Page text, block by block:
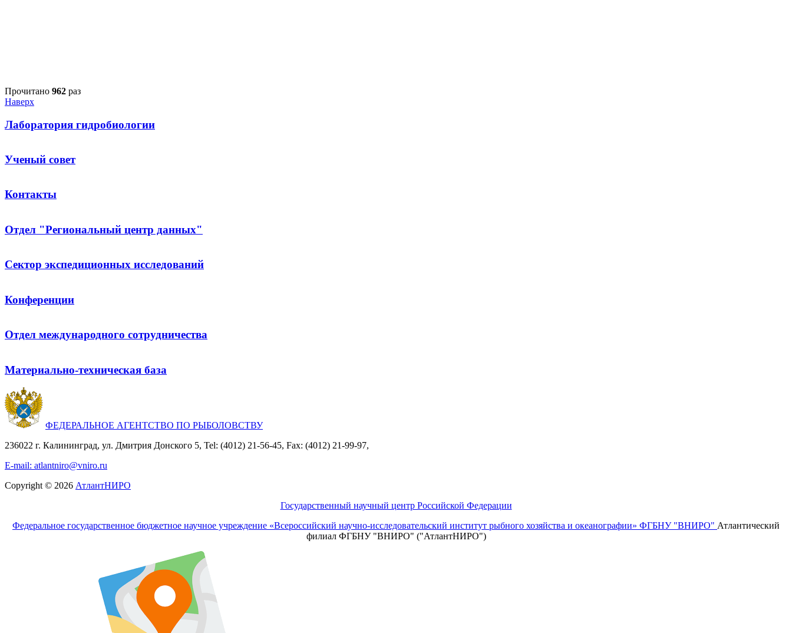
Прочитано 962 раз
Наверх
Лаборатория гидробиологии
Ученый совет
Контакты
Отдел "Региональный центр данных"
Сектор экспедиционных исследований
Конференции
Отдел международного сотрудничества
Материально-техническая база
ФЕДЕРАЛЬНОЕ АГЕНТСТВО ПО РЫБОЛОВСТВУ
236022 г. Калининград, ул. Дмитрия Донского 5, Tel: (4012) 21-56-45, Fax: (4012) 21-99-97,
E-mail: atlantniro@vniro.ru
Copyright © 2026 АтлантНИРО
Государственный научный центр Российской Федерации
Федеральное государственное бюджетное научное учреждение «Всероссийский научно-исследовательский институт рыбного хозяйства и океанографии» ФГБНУ "ВНИРО" Атлантический
филиал ФГБНУ "ВНИРО" ("АтлантНИРО")